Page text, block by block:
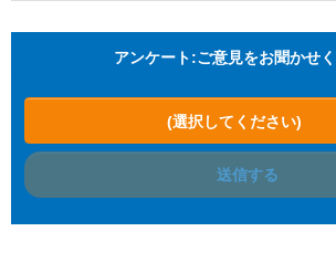
アンケート:ご意見をお聞かせ
(選択してください)
送信する